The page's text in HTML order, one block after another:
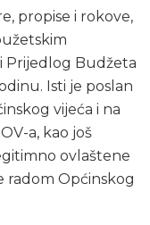
propise i rokove,
Prijedlog Budžeta
Isti je poslan
vijeća i na
a, kao još
ovlaštene
radom Općinskog